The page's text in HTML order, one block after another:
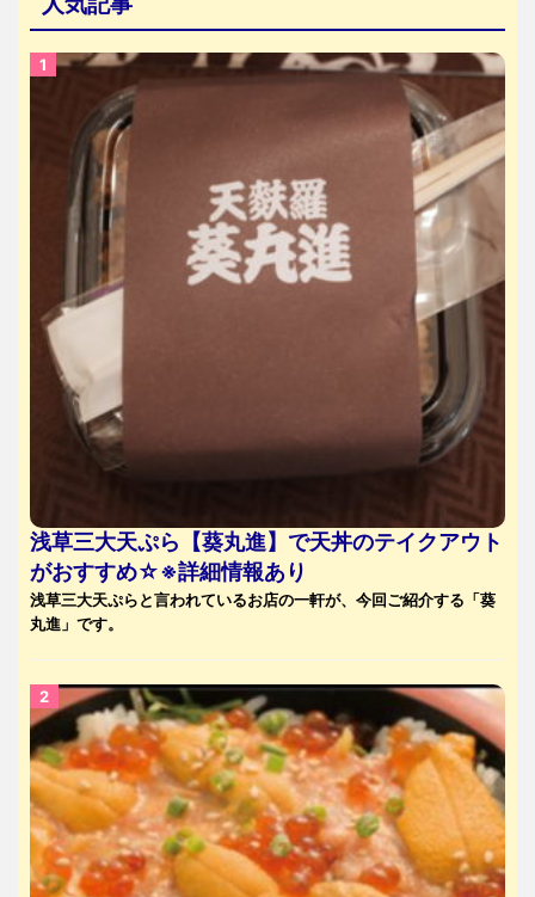
浅草三大天ぷら【葵丸進】で天丼のテイクアウト
がおすすめ☆※詳細情報あり
浅草三大天ぷらと言われているお店の一軒が、今回ご紹介する「葵
丸進」です。